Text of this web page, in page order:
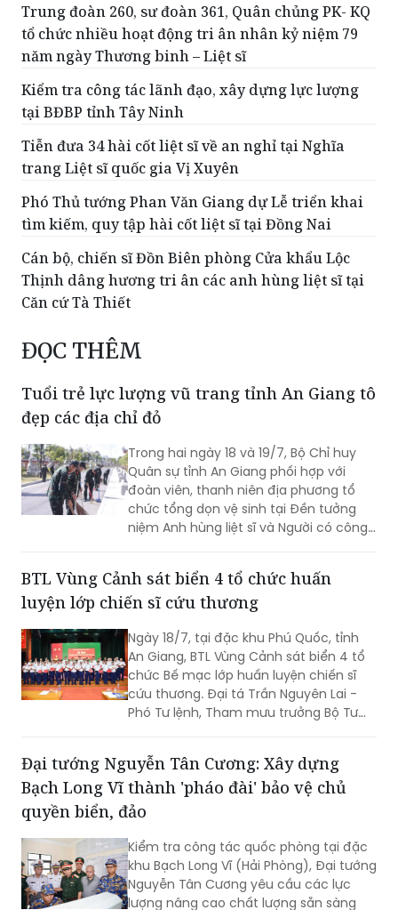
Trung đoàn 260, sư đoàn 361, Quân chủng PK- KQ
tổ chức nhiều hoạt động tri ân nhân kỷ niệm 79
năm ngày Thương binh – Liệt sĩ
Kiểm tra công tác lãnh đạo, xây dựng lực lượng
tại BĐBP tỉnh Tây Ninh
Tiễn đưa 34 hài cốt liệt sĩ về an nghỉ tại Nghĩa
trang Liệt sĩ quốc gia Vị Xuyên
Phó Thủ tướng Phan Văn Giang dự Lễ triển khai
tìm kiếm, quy tập hài cốt liệt sĩ tại Đồng Nai
Cán bộ, chiến sĩ Đồn Biên phòng Cửa khẩu Lộc
Thịnh dâng hương tri ân các anh hùng liệt sĩ tại
Căn cứ Tà Thiết
ĐỌC THÊM
Tuổi trẻ lực lượng vũ trang tỉnh An Giang tô
đẹp các địa chỉ đỏ
Trong hai ngày 18 và 19/7, Bộ Chỉ huy
Quân sự tỉnh An Giang phối hợp với
đoàn viên, thanh niên địa phương tổ
chức tổng dọn vệ sinh tại Đền tưởng
niệm Anh hùng liệt sĩ và Người có công
BTL Vùng Cảnh sát biển 4 tổ chức huấn
luyện lớp chiến sĩ cứu thương
Ngày 18/7, tại đặc khu Phú Quốc, tỉnh
An Giang, BTL Vùng Cảnh sát biển 4 tổ
chức Bế mạc lớp huấn luyện chiến sĩ
cứu thương. Đại tá Trần Nguyên Lai -
Phó Tư lệnh, Tham mưu trưởng Bộ Tư
Đại tướng Nguyễn Tân Cương: Xây dựng
Bạch Long Vĩ thành 'pháo đài' bảo vệ chủ
quyền biển, đảo
Kiểm tra công tác quốc phòng tại đặc
khu Bạch Long Vĩ (Hải Phòng), Đại tướng
Nguyễn Tân Cương yêu cầu các lực
lượng nâng cao chất lượng sẵn sàng